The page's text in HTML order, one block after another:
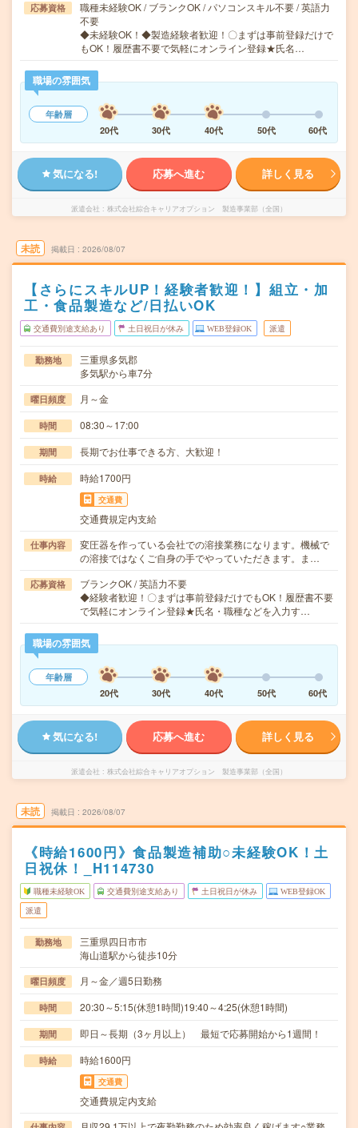
応募資格
職種未経験OK / ブランクOK / パソコンスキル不要 / 英語力
不要
◆未経験OK！◆製造経験者歓迎！〇まずは事前登録だけで
もOK！履歴書不要で気軽にオンライン登録★氏名…
職場の雰囲気
年齢層
20代
30代 40代 50代 60代
気になる! 応募へ進む 詳しく見る
派遣会社 株式会社綜合キャリアオプション 製造事業部（全国）
未読 掲載日 2026/08/07
【さらにスキルUP！経験者歓迎！】組立・加
工・食品製造など/日払いOK
交通費別途支給あり 土日祝日が休み WEB登録OK 派遣
勤務地
三重県多気郡
多気駅から車7分
曜日頻度 月～金
時間 08:30～17:00
期間 長期でお仕事できる方、大歓迎！
時給 時給1700円
交通費
交通費規定内支給
仕事内容
変圧器を作っている会社での溶接業務になります。機械で
の溶接ではなくご自身の手でやっていただきます。ま…
応募資格
ブランクOK / 英語力不要
◆経験者歓迎！〇まずは事前登録だけでもOK！履歴書不要
で気軽にオンライン登録★氏名・職種などを入力す…
職場の雰囲気
年齢層
20代
30代 40代 50代 60代
気になる! 応募へ進む 詳しく見る
派遣会社 株式会社綜合キャリアオプション 製造事業部（全国）
未読 掲載日 2026/08/07
《時給1600円》食品製造補助○未経験OK！土
日祝休！_H114730
職種未経験OK 交通費別途支給あり 土日祝日が休み WEB登録OK
派遣
勤務地
三重県四日市市
海山道駅から徒歩10分
曜日頻度 月～金／週5日勤務
時間 20:30～5:15(休憩1時間)19:40～4:25(休憩1時間)
期間 即日～長期（3ヶ月以上） 最短で応募開始から1週間！
時給 時給1600円
交通費
交通費規定内支給